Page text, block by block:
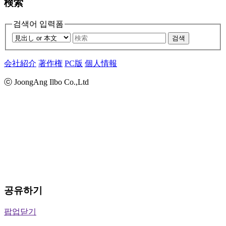
検索
검색어 입력폼
검색
会社紹介 著作権 PC版 個人情報
ⓒ JoongAng Ilbo Co.,Ltd
공유하기
팝업닫기